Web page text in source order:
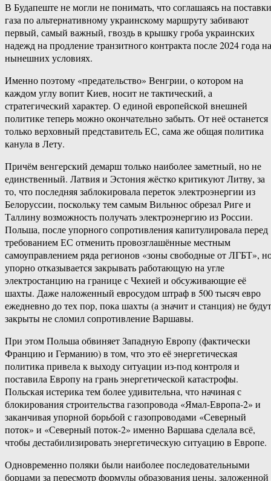
В Будапеште не могли не понимать, что соглашаясь на поставки
газа по альтернативному украинскому маршруту забивают
первый, самый важный, гвоздь в крышку гроба украинских
надежд на продление транзитного контракта после 2024 года на
нынешних условиях.
Именно поэтому «предательство» Венгрии, о котором на
каждом углу вопит Киев, носит не тактический, а
стратегический характер. О единой европейской внешней
политике теперь можно окончательно забыть. От неё останется
только верховный представитель ЕС, сама же общая политика
канула в Лету.
Причём венгерский демарш только наиболее заметный, но не
единственный. Латвия и Эстония жёстко критикуют Литву, за
то, что последняя заблокировала переток электроэнергии из
Белоруссии, поскольку тем самым Вильнюс обрезал Риге и
Таллину возможность получать электроэнергию из России.
Польша, после упорного сопротивления капитулировала перед
требованием ЕС отменить провозглашённые местным
самоуправлением ряда регионов «зоны свободные от ЛГБТ»,
упорно отказывается закрывать работающую на угле
электростанцию на границе с Чехией и обсуживающие её
шахты. Даже наложенный евросудом штраф в 500 тысяч евро
ежедневно до тех пор, пока шахты (а значит и станция) не будут
закрыты не сломил сопротивление Варшавы.
При этом Польша обвиняет Западную Европу (фактически
Францию и Германию) в том, что это её энергетическая
политика привела к выходу ситуации из-под контроля и
поставила Европу на грань энергетической катастрофы.
Польская истерика тем более удивительна, что начиная с
блокирования строительства газопровода «Ямал-Европа-2» и
заканчивая упорной борьбой с газопроводами «Северный
поток» и «Северный поток-2» именно Варшава сделала всё,
чтобы дестабилизировать энергетическую ситуацию в Европе.
Одновременно поляки были наиболее последовательными
борцами за пересмотр формулы образования цены, заложенной